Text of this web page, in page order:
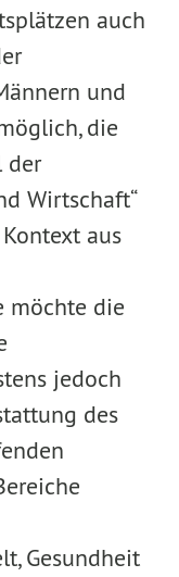
auch
und
die
der
Wirtschaft“
aus
möchte die
jedoch
des
Gesundheit